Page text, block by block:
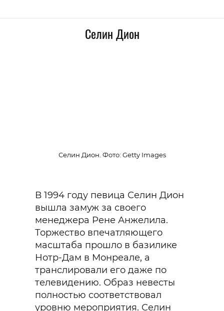
Селин Дион
Селин Дион. Фото: Getty Images
В 1994 году певица Селин Дион
вышла замуж за своего
менеджера Рене Анжелила.
Торжество впечатляющего
масштаба прошло в базилике
Нотр-Дам в Монреале, а
транслировали его даже по
телевидению. Образ невесты
полностью соответствовал
уровню мероприятия. Селин